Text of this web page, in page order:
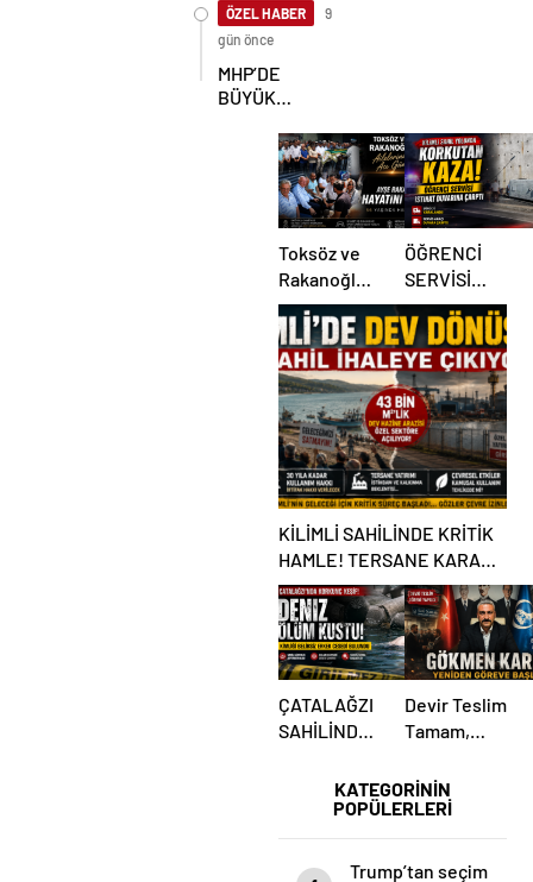
Başkanlığı
İçin
Beklenen
Hamle Geldi
ÖZEL HABER
9
gün önce
MHP’DE
BÜYÜK
KATEGORİNİN
POPÜLERLERİ
Trump’tan seçim
Toksöz ve
Rakanoğlu
Ailelerinin
Acı Günü
ÖĞRENCİ
SERVİSİ
İSTİNAT
DUVARINA
ÇARPTI
KİLİMLİ SAHİLİNDE KRİTİK
HAMLE! TERSANE KARARI
TARTIŞMA BAŞLATTI
ÇATALAĞZI
SAHİLİNDE
Devir Teslim
Tamam,
Mi?
Ülkücüler
Belediye
Önünde